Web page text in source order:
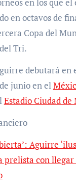
en octavos de
Copa del
Tri.
debutará en
junio en el
Estadio Ciudad de
Aguirre
prelista con